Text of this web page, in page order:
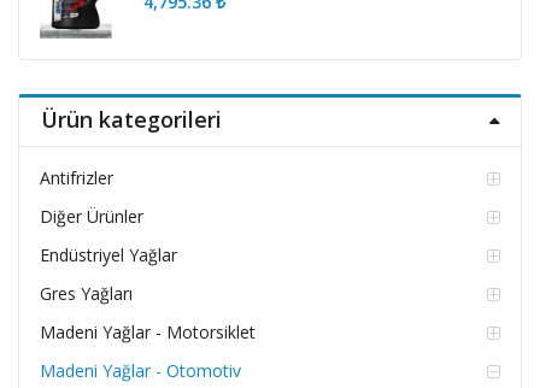
Ürün kategorileri
Antifrizler
Diğer Ürünler
Endüstriyel Yağlar
Gres Yağları
Madeni Yağlar - Motorsiklet
Madeni Yağlar - Otomotiv